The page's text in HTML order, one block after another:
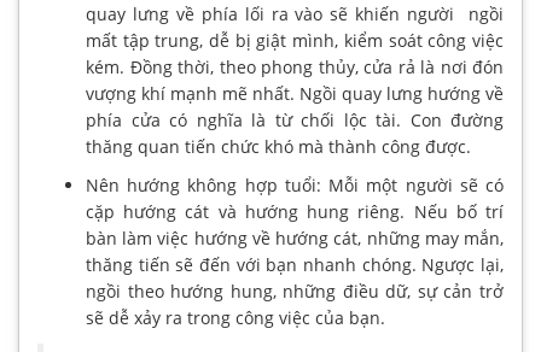
quay lưng về phía lối ra vào sẽ khiến người ngồi
mất tập trung, dễ bị giật mình, kiểm soát công việc
kém. Đồng thời, theo phong thủy, cửa rả là nơi đón
vượng khí mạnh mẽ nhất. Ngồi quay lưng hướng về
phía cửa có nghĩa là từ chối lộc tài. Con đường
thăng quan tiến chức khó mà thành công được.
Nên hướng không hợp tuổi: Mỗi một người sẽ có
cặp hướng cát và hướng hung riêng. Nếu bố trí
bàn làm việc hướng về hướng cát, những may mắn,
thăng tiến sẽ đến với bạn nhanh chóng. Ngược lại,
ngồi theo hướng hung, những điều dữ, sự cản trở
sẽ dễ xảy ra trong công việc của bạn.